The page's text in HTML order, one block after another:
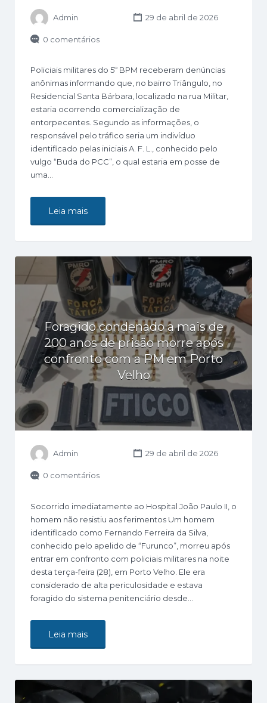
Admin 29 de abril de 2026
0 comentários
Policiais militares do 5º BPM receberam denúncias
anônimas informando que, no bairro Triângulo, no
Residencial Santa Bárbara, localizado na rua Militar,
estaria ocorrendo comercialização de
entorpecentes. Segundo as informações, o
responsável pelo tráfico seria um indivíduo
identificado pelas iniciais A. F. L., conhecido pelo
vulgo “Buda do PCC”, o qual estaria em posse de
uma…
Leia mais
Foragido condenado a mais de
200 anos de prisão morre após
confronto com a PM em Porto
Velho
Admin 29 de abril de 2026
0 comentários
Socorrido imediatamente ao Hospital João Paulo II, o
homem não resistiu aos ferimentos Um homem
identificado como Fernando Ferreira da Silva,
conhecido pelo apelido de “Furunco”, morreu após
entrar em confronto com policiais militares na noite
desta terça-feira (28), em Porto Velho. Ele era
considerado de alta periculosidade e estava
foragido do sistema penitenciário desde…
Leia mais